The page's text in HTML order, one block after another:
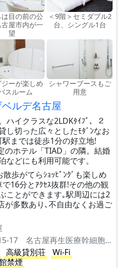
目の前の公
屋市内が一
望
＜9階＞セミダブル2
台、シングル1台
ーが楽しめ
スルーム
シャワーブースもご
用意
ルデ名古屋
ハイクラスな2LDKﾀｲﾌﾟ、２
し切った広々としたﾓﾀﾞﾝなお
までは徒歩1分の好立地!
のホテル「TIAD」の隣。結婚
どにも利用可能です。
歩がてらｼｮｯﾋﾟﾝｸﾞも楽しめ
16分とｱｸｾｽ抜群!その他の観
ことができます｡駅周辺には2
が多数あり､不自由なくお過ご
愛知県名古屋市中区栄5-15-17 名古屋再生医療幹細胞免疫センタービル9
高級貸別荘
Wi-Fi
禁煙